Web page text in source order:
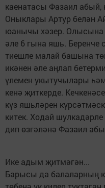
каенатасы Фазаил абый,
Оныклары Артур белән
юанычы хәзер. Олысына
әле 6 гына яшь.
тиешле малай башына
икәнен әле аңлап
үлемен укытучылары
кенә җиткерде.
күз яшьләрен
китек. Ходай
дип өзгәләнә Фазаил
Ике адым җитмәгән...
Барысы да балаларның